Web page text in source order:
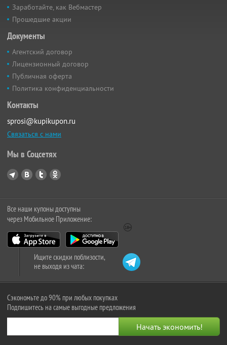
Заработайте, как Вебмастер
Прошедшие акции
Документы
Агентский договор
Лицензионный договор
Публичная оферта
Политика конфиденциальности
Контакты
sprosi@kupikupon.ru
Связаться с нами
Мы в Соцсетях
Все наши купоны доступны
через Мобильное Приложение:
Ищите скидки поблизости,
не выходя из чата:
Сэкономьте до 90% при любых покупках
Подпишитесь на самые выгодные предложения